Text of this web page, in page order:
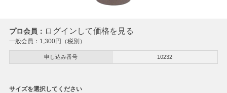
プロ会員： ログインして価格を見る
一般会員： 1,300円（税別）
申し込み番号 10232
サイズを選択してください